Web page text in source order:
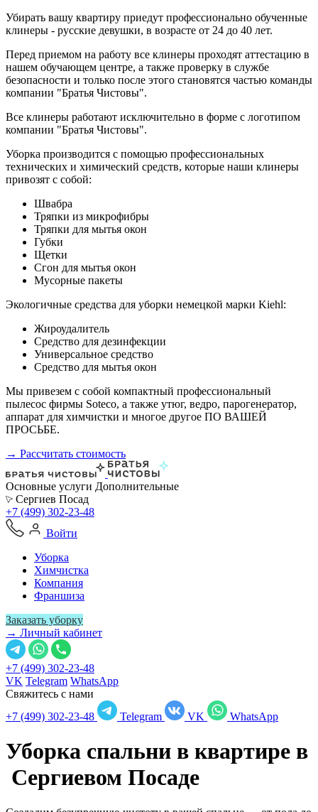
Убирать вашу квартиру приедут профессионально обученные
клинеры - русские девушки, в возрасте от 24 до 40 лет.
Перед приемом на работу все клинеры проходят аттестацию в
нашем обучающем центре, а также проверку в службе
безопасности и только после этого становятся частью команды
компании "Братья Чистовы".
Все клинеры работают исключительно в форме с логотипом
компании "Братья Чистовы".
Уборка производится с помощью профессиональных
технических и химический средств, которые наши клинеры
привозят с собой:
Швабра
Тряпки из микрофибры
Тряпки для мытья окон
Губки
Щетки
Сгон для мытья окон
Мусорные пакеты
Экологичные средства для уборки немецкой марки Kiehl:
Жироудалитель
Средство для дезинфекции
Универсальное средство
Средство для мытья окон
Мы привезем с собой компактный профессиональный
пылесос фирмы Soteco, а также утюг, ведро, парогенератор,
аппарат для химчистки и многое другое ПО ВАШЕЙ
ПРОСЬБЕ.
→ Рассчитать стоимость
Основные услуги Дополнительные
Сергиев Посад
+7 (499) 302-23-48
Войти
Уборка
Химчистка
Компания
Франшиза
Заказать уборку
→ Личный кабинет
+7 (499) 302-23-48
VK Telegram WhatsApp
Свяжитесь с нами
+7 (499) 302-23-48
Telegram VK WhatsApp
Уборка спальни в квартире в
Сергиевом Посаде